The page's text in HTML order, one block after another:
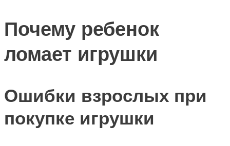
Почему ребенок
ломает игрушки
Ошибки взрослых при
покупке игрушки